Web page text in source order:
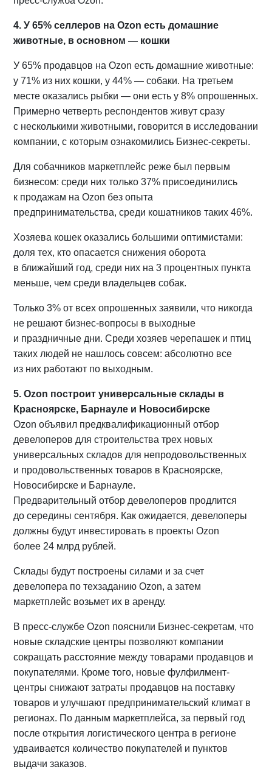
4. У 65% селлеров на Ozon есть домашние
животные, в основном — кошки
У 65% продавцов на Ozon есть домашние животные:
у 71% из них кошки, у 44% — собаки. На третьем
месте оказались рыбки — они есть у 8% опрошенных.
Примерно четверть респондентов живут сразу
с несколькими животными, говорится в исследовании
компании, с которым ознакомились Бизнес-секреты.
Для собачников маркетплейс реже был первым
бизнесом: среди них только 37% присоединились
к продажам на Ozon без опыта
предпринимательства, среди кошатников таких 46%.
Хозяева кошек оказались большими оптимистами:
доля тех, кто опасается снижения оборота
в ближайший год, среди них на 3 процентных пункта
меньше, чем среди владельцев собак.
Только 3% от всех опрошенных заявили, что никогда
не решают бизнес-вопросы в выходные
и праздничные дни. Среди хозяев черепашек и птиц
таких людей не нашлось совсем: абсолютно все
из них работают по выходным.
5. Ozon построит универсальные склады в
Красноярске, Барнауле и Новосибирске
Ozon объявил предквалификационный отбор
девелоперов для строительства трех новых
универсальных складов для непродовольственных
и продовольственных товаров в Красноярске,
Новосибирске и Барнауле.
Предварительный отбор девелоперов продлится
до середины сентября. Как ожидается, девелоперы
должны будут инвестировать в проекты Ozon
более 24 млрд рублей.
Склады будут построены силами и за счет
девелопера по техзаданию Ozon, а затем
маркетплейс возьмет их в аренду.
В пресс-службе Ozon пояснили Бизнес-секретам, что
новые складские центры позволяют компании
сокращать расстояние между товарами продавцов и
покупателями. Кроме того, новые фулфилмент-
центры снижают затраты продавцов на поставку
товаров и улучшают предпринимательский климат в
регионах. По данным маркетплейса, за первый год
после открытия логистического центра в регионе
удваивается количество покупателей и пунктов
выдачи заказов.